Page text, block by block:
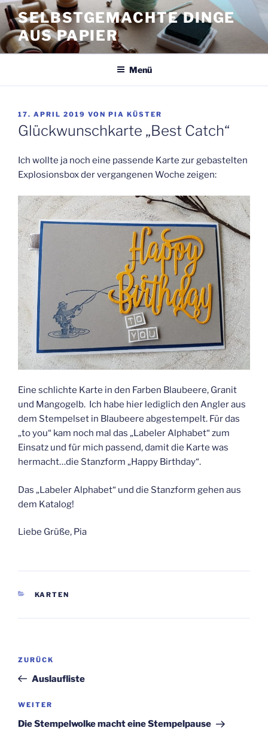
Zum
Inhalt
springen
SELBSTGEMACHTE DINGE
AUS PAPIER
Menü
VERÖFFENTLICHT
AM
17. APRIL 2019 VON PIA KÜSTER
Glückwunschkarte „Best Catch“
Ich wollte ja noch eine passende Karte zur gebastelten
Explosionsbox der vergangenen Woche zeigen:
Eine schlichte Karte in den Farben Blaubeere, Granit
und Mangogelb. Ich habe hier lediglich den Angler aus
dem Stempelset in Blaubeere abgestempelt. Für das
„to you“ kam noch mal das „Labeler Alphabet“ zum
Einsatz und für mich passend, damit die Karte was
hermacht…die Stanzform „Happy Birthday“.
Das „Labeler Alphabet“ und die Stanzform gehen aus
dem Katalog!
Liebe Grüße, Pia
KATEGORIEN
KARTEN
Beitragsnavigation
Vorheriger
Beitrag
ZURÜCK
Auslaufliste
Nächster
Beitrag
WEITER
Die Stempelwolke macht eine Stempelpause